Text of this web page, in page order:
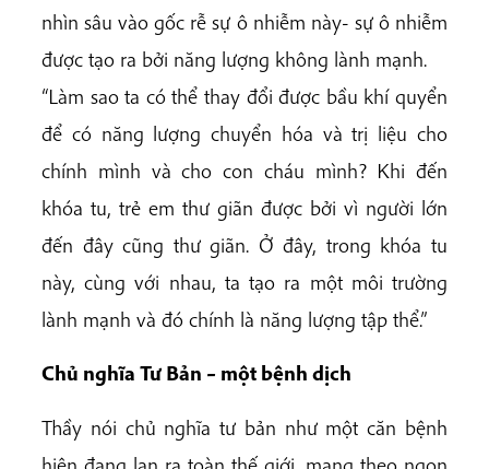
nhìn sâu vào gốc rễ sự ô nhiễm này- sự ô nhiễm
được tạo ra bởi năng lượng không lành mạnh.
“Làm sao ta có thể thay đổi được bầu khí quyển
để có năng lượng chuyển hóa và trị liệu cho
chính mình và cho con cháu mình? Khi đến
khóa tu, trẻ em thư giãn được bởi vì người lớn
đến đây cũng thư giãn. Ở đây, trong khóa tu
này, cùng với nhau, ta tạo ra một môi trường
lành mạnh và đó chính là năng lượng tập thể.”
Chủ nghĩa Tư Bản – một bệnh dịch
Thầy nói chủ nghĩa tư bản như một căn bệnh